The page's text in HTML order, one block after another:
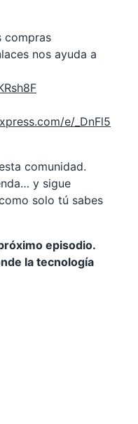
compras
nos ayuda a
e/_DnFl5
comunidad.
y sigue
solo tú sabes
episodio.
la tecnología